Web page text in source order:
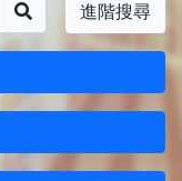
進階搜尋